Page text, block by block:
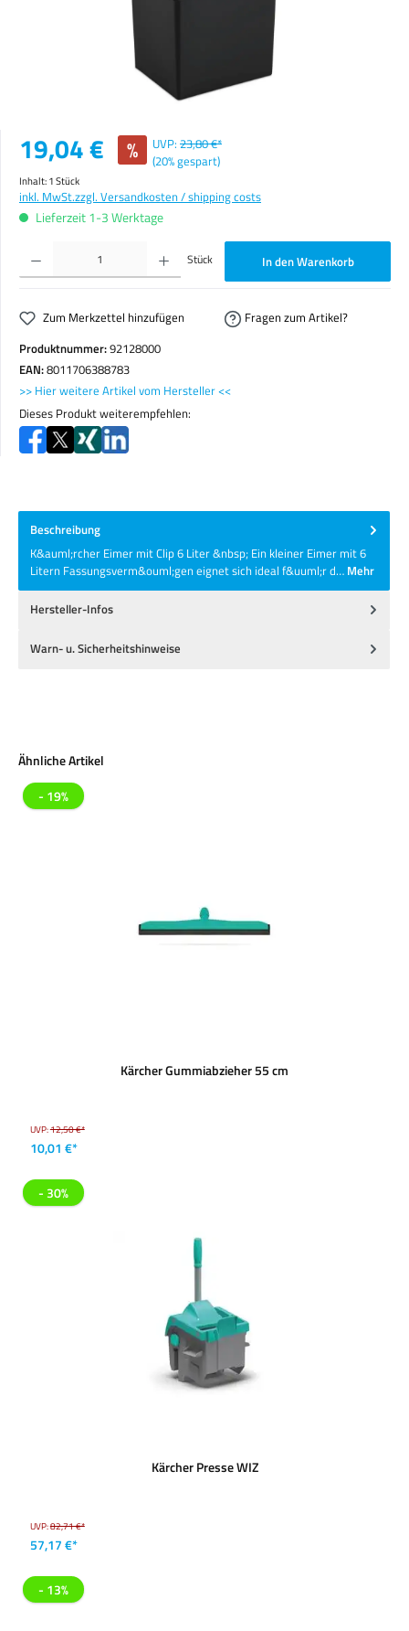
Verkaufspreis:
19,04 € % UVP: 23,80 €*
(20% gespart)
Inhalt:1 Stück
inkl. MwSt.zzgl. Versandkosten / shipping costs
Lieferzeit 1-3 Werktage
Produkt Anzahl: Gib den gewünschten Wert ein oder benutze die Schaltflächen um die Anzahl zu
Stück In den Warenkorb
Zum Merkzettel hinzufügen
Fragen zum Artikel?
Produktnummer:92128000
EAN:8011706388783
>> Hier weitere Artikel vom Hersteller <<
Dieses Produkt weiterempfehlen:
Beschreibung
K&auml;rcher Eimer mit Clip 6 Liter &nbsp; Ein kleiner Eimer mit 6
Litern Fassungsverm&ouml;gen eignet sich ideal f&uuml;r d… Mehr
Hersteller-Infos
Warn- u. Sicherheitshinweise
Produktgalerie überspringen
Ähnliche Artikel
- 19%
Kärcher Gummiabzieher 55 cm
UVP:12,50 €*
10,01 €*
- 30%
Kärcher Presse WIZ
UVP:82,71 €*
57,17 €*
- 13%